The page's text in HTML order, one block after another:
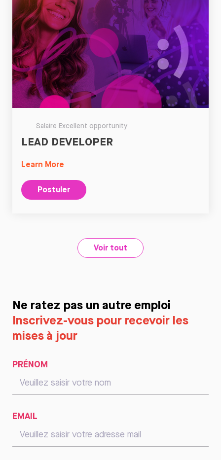
Salaire Excellent opportunity
LEAD DEVELOPER
Learn More
Postuler
Voir tout
Ne ratez pas un autre emploi
Inscrivez-vous pour recevoir les
mises à jour
PRÉNOM
EMAIL